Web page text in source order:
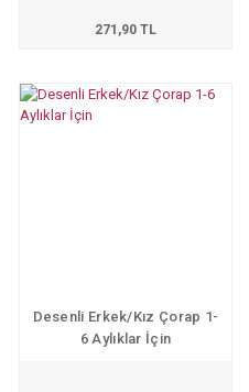
271,90 TL
Desenli Erkek/Kız Çorap 1-
6 Aylıklar İçin